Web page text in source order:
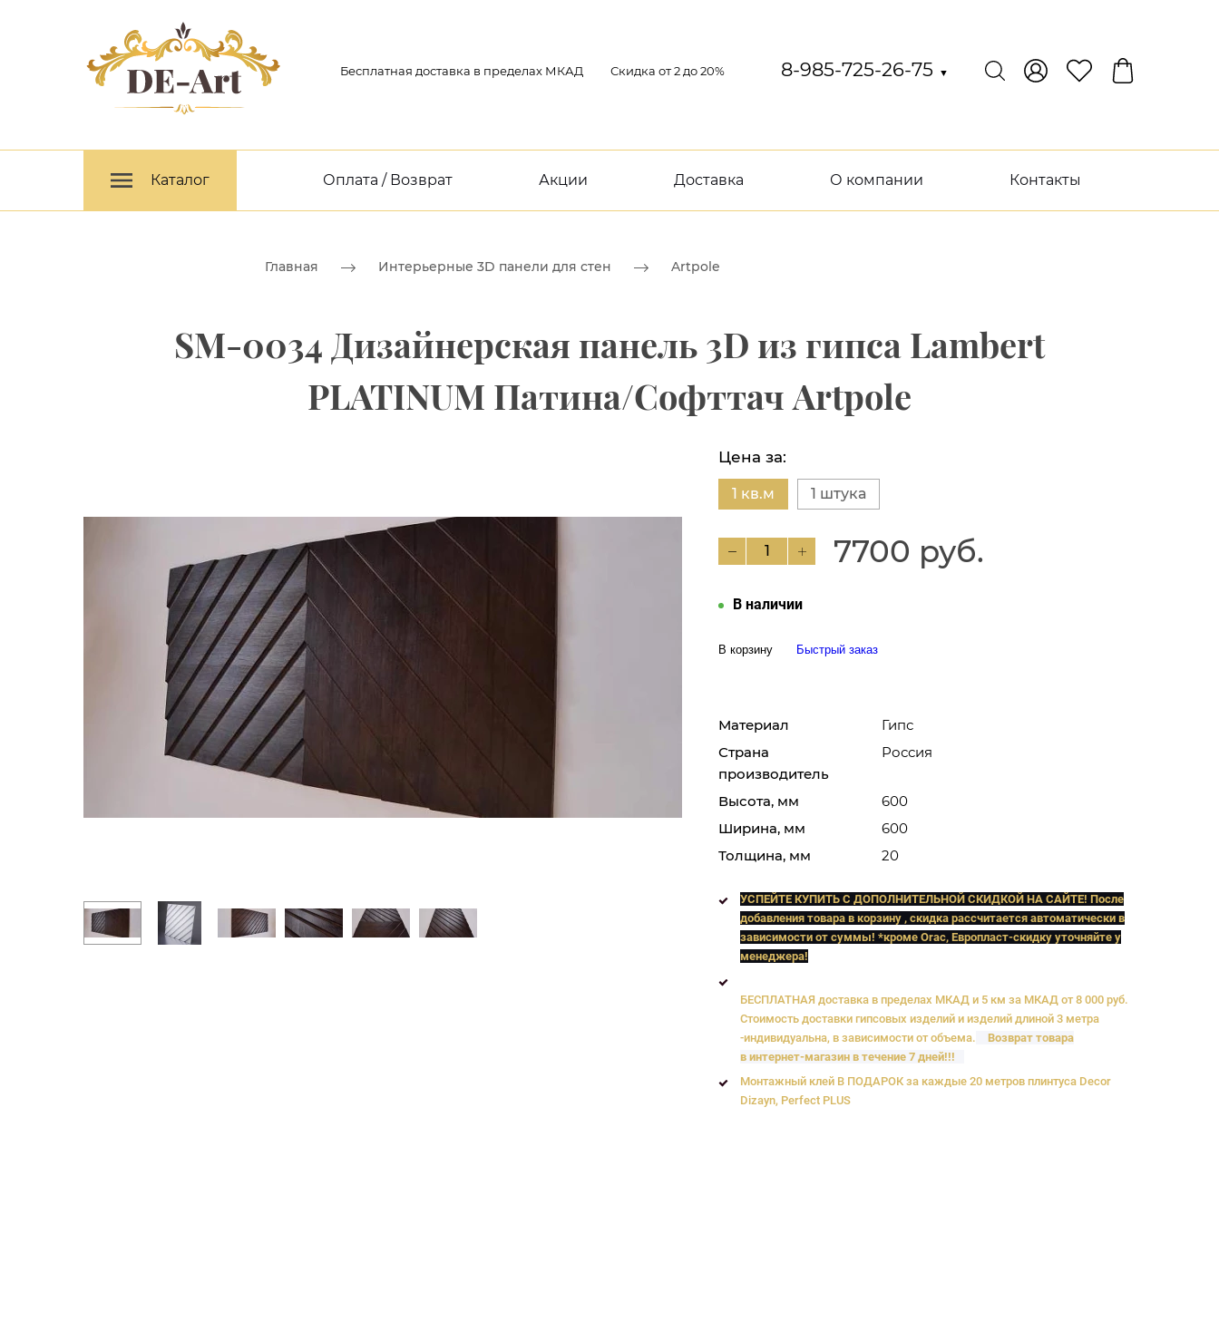
Бесплатная доставка в пределах МКАД Скидка от 2 до 20% 8-985-725-26-75 ▼
Каталог Оплата / Возврат Акции Доставка О компании Контакты
Главная Интерьерные 3D панели для стен Artpole
SM-0034 Дизайнерская панель 3D из гипса Lambert
PLATINUM Патина/Софттач Artpole
Цена за:
1 кв.м 1 штука
7700 руб.
В наличии
В корзину Быстрый заказ
Материал
Гипс
Страна
производитель
Россия
Высота, мм
600
Ширина, мм
600
Толщина, мм
20
УСПЕЙТЕ КУПИТЬ C ДОПОЛНИТЕЛЬНОЙ СКИДКОЙ НА САЙТЕ! После
добавления товара в корзину , скидка рассчитается автоматически в
зависимости от суммы! *кроме Orac, Европласт-скидку уточняйте у
менеджера!
БЕСПЛАТНАЯ доставка в пределах МКАД и 5 км за МКАД от 8 000 руб.
Стоимость доставки гипсовых изделий и изделий длиной 3 метра
-индивидуальна, в зависимости от объема.
Возврат товара
в интернет-магазин в течение 7 дней!!!
Монтажный клей В ПОДАРОК за каждые 20 метров плинтуса Decor
Dizayn, Perfect PLUS